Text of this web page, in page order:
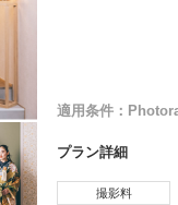
適用条件：
プラン詳細
撮影料